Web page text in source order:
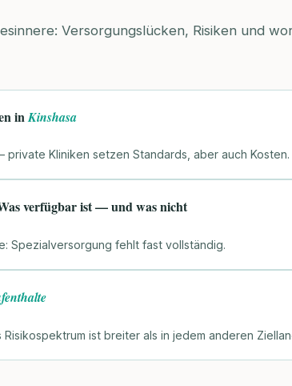
Versorgungslücken, Risiken und
in Kinshasa
Kliniken setzen Standards, aber auch Kosten.
verfügbar ist — und was nicht
Spezialversorgung fehlt fast vollständig.
Risikospektrum ist breiter als in jedem anderen